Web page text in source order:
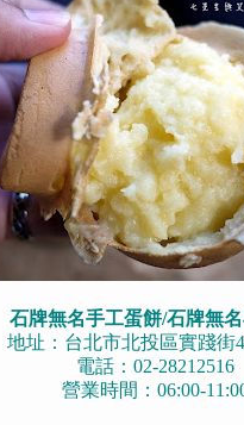
石牌無名手工蛋餅/石牌無
地址：台北市北投區實踐街
電話：02-28212516
營業時間：06:00-